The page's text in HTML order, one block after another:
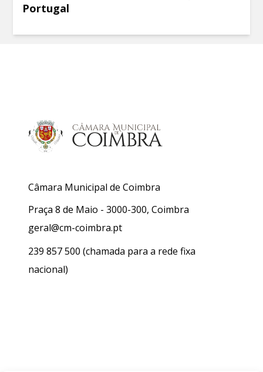
Portugal
Câmara Municipal de Coimbra
Praça 8 de Maio - 3000-300, Coimbra
geral@cm-coimbra.pt
239 857 500 (chamada para a rede fixa
nacional)